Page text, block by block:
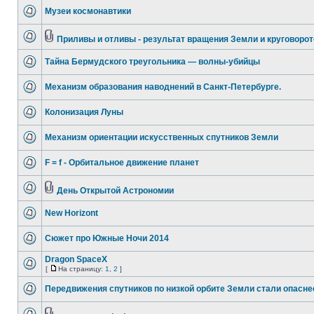
Музеи космонавтики
Приливы и отливы - результат вращения Земли и
Тайна Бермудского треугольника — волны-убийцы
Механизм образования наводнений в Санкт-Петербурге.
Колонизация Луны
М­еханизм ориентации искусств­енных спутников Земли
F = f - Орбитальное движение планет
День Открытой Астрономии
New Horizont
Сюжет про Южные Ночи 2014
Dragon SpaceX
[ На страницу: 1 2 ]
Передвижения спутников по низкой орбите Земли стали